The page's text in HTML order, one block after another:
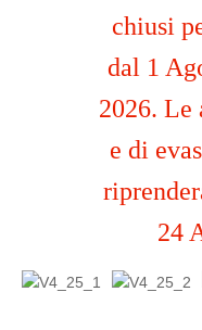
chiusi
dal 1
2026.
e di
24